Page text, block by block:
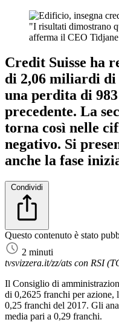
"I risultati dimostrano
afferma il CEO
Credit Suisse ha
di 2,06 miliardi di
una perdita di
precedente. La
torna così nelle
negativo. Si
anche la fase
Condividi
Questo contenuto è stato
2 minuti
tvsvizzera.it/zz/ats con RSI
Il Consiglio di
di 0,2625 franchi per azione,
0,25 franchi del 2017. Gli
media pari a 0,29 franchi.